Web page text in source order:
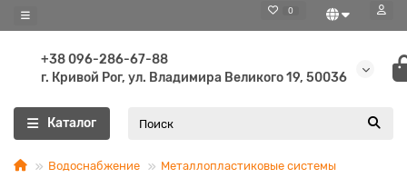
0
+38 096-286-67-88
г. Кривой Рог, ул. Владимира Великого 19, 50036
Каталог
Водоснабжение Металлопластиковые системы